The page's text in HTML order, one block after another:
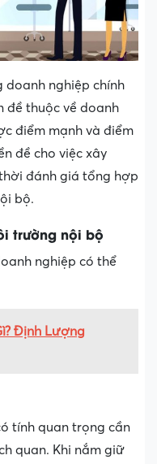
doanh nghiệp chính
đề thuộc về doanh
điểm mạnh và điểm
đề cho việc xây
đánh giá tổng hợp
bộ.
trường nội bộ
nghiệp có thể
Định Lượng
tính quan trọng cần
quan. Khi nắm giữ